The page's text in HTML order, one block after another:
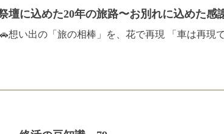
壇に込めた20年の旅路〜お別れに込めた感
い出の「旅の相棒」を、花で再現 「車は再現